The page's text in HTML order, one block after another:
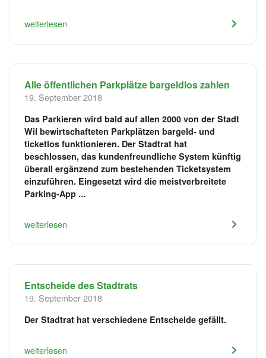
weiterlesen
Alle öffentlichen Parkplätze bargeldlos zahlen
19. September 2018
Das Parkieren wird bald auf allen 2000 von der Stadt
Wil bewirtschafteten Parkplätzen bargeld- und
ticketlos funktionieren. Der Stadtrat hat
beschlossen, das kundenfreundliche System künftig
überall ergänzend zum bestehenden Ticketsystem
einzuführen. Eingesetzt wird die meistverbreitete
Parking-App ...
weiterlesen
Entscheide des Stadtrats
19. September 2018
Der Stadtrat hat verschiedene Entscheide gefällt.
weiterlesen